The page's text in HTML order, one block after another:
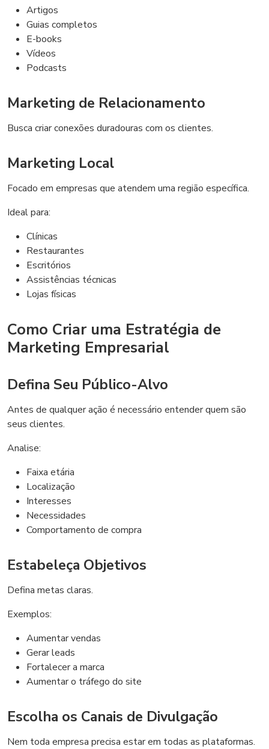
Artigos
Guias completos
E-books
Vídeos
Podcasts
Marketing de Relacionamento
Busca criar conexões duradouras com os clientes.
Marketing Local
Focado em empresas que atendem uma região específica.
Ideal para:
Clínicas
Restaurantes
Escritórios
Assistências técnicas
Lojas físicas
Como Criar uma Estratégia de
Marketing Empresarial
Defina Seu Público-Alvo
Antes de qualquer ação é necessário entender quem são
seus clientes.
Analise:
Faixa etária
Localização
Interesses
Necessidades
Comportamento de compra
Estabeleça Objetivos
Defina metas claras.
Exemplos:
Aumentar vendas
Gerar leads
Fortalecer a marca
Aumentar o tráfego do site
Escolha os Canais de Divulgação
Nem toda empresa precisa estar em todas as plataformas.